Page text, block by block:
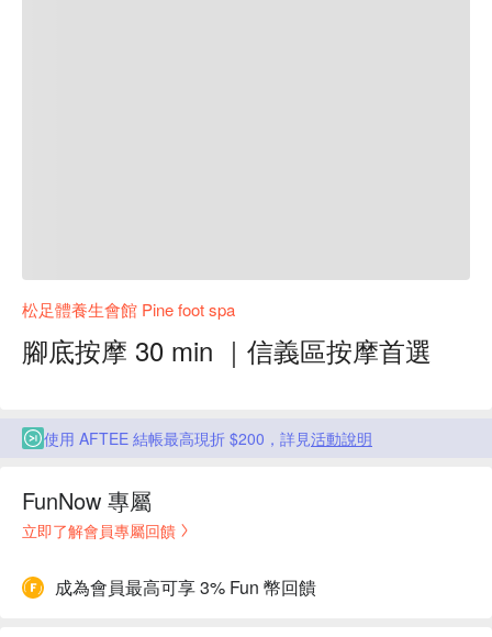
松足體養生會館 Pine foot spa
腳底按摩 30 min ｜信義區按摩首選
使用 AFTEE 結帳最高現折 $200，詳見活動說明
FunNow 專屬
立即了解會員專屬回饋
成為會員最高可享 3% Fun 幣回饋